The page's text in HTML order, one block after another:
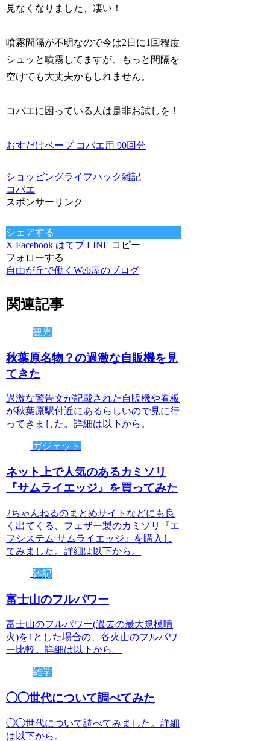
見なくなりました、凄い！
噴霧間隔が不明なので今は2日に1回程度
シュッと噴霧してますが、もっと間隔を
空けても大丈夫かもしれません。
コバエに困っている人は是非お試しを！
おすだけベープ コバエ用 90回分
ショッピングライフハック雑記
コバエ
スポンサーリンク
シェアする
X Facebook はてブ LINE コピー
フォローする
自由が丘で働くWeb屋のブログ
関連記事
観光
秋葉原名物？の過激な自販機を見
てきた
過激な警告文が記載された自販機や看板
が秋葉原駅付近にあるらしいので見に行
ってきました。詳細は以下から。
ガジェット
ネット上で人気のあるカミソリ
『サムライエッジ』を買ってみた
2ちゃんねるのまとめサイトなどにも良
く出てくる、フェザー製のカミソリ『エ
フシステム サムライエッジ』を購入し
てみました。詳細は以下から。
雑記
富士山のフルパワー
富士山のフルパワー(過去の最大規模噴
火)を1とした場合の、各火山のフルパワ
ー比較。詳細は以下から。
雑学
◯◯世代について調べてみた
◯◯世代について調べてみました。詳細
は以下から。